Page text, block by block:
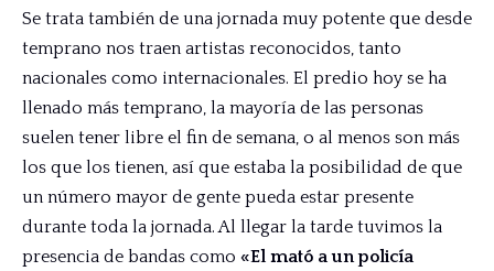
Se trata también de una jornada muy potente que desde
temprano nos traen artistas reconocidos, tanto
nacionales como internacionales. El predio hoy se ha
llenado más temprano, la mayoría de las personas
suelen tener libre el fin de semana, o al menos son más
los que los tienen, así que estaba la posibilidad de que
un número mayor de gente pueda estar presente
durante toda la jornada. Al llegar la tarde tuvimos la
presencia de bandas como «El mató a un policía